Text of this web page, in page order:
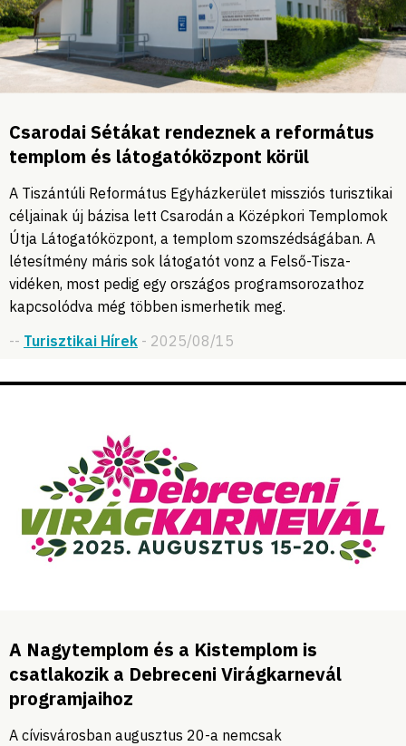
Csarodai Sétákat rendeznek a református
templom és látogatóközpont körül
A Tiszántúli Református Egyházkerület missziós turisztikai
céljainak új bázisa lett Csarodán a Középkori Templomok
Útja Látogatóközpont, a templom szomszédságában. A
létesítmény máris sok látogatót vonz a Felső-Tisza-
vidéken, most pedig egy országos programsorozathoz
kapcsolódva még többen ismerhetik meg.
-- Turisztikai Hírek - 2025/08/15
A Nagytemplom és a Kistemplom is
csatlakozik a Debreceni Virágkarnevál
programjaihoz
A cívisvárosban augusztus 20-a nemcsak